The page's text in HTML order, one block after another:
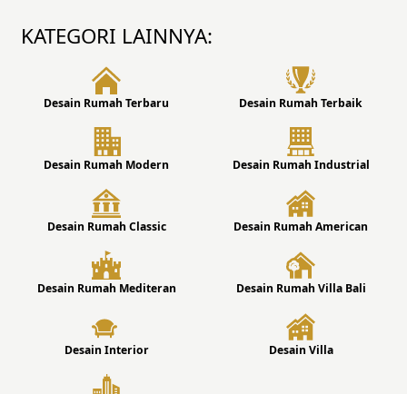
KATEGORI LAINNYA:
Desain Rumah Terbaru Desain Rumah Terbaik
Desain Rumah Modern Desain Rumah Industrial
Desain Rumah Classic Desain Rumah American
Desain Rumah Mediteran Desain Rumah Villa Bali
Desain Interior Desain Villa